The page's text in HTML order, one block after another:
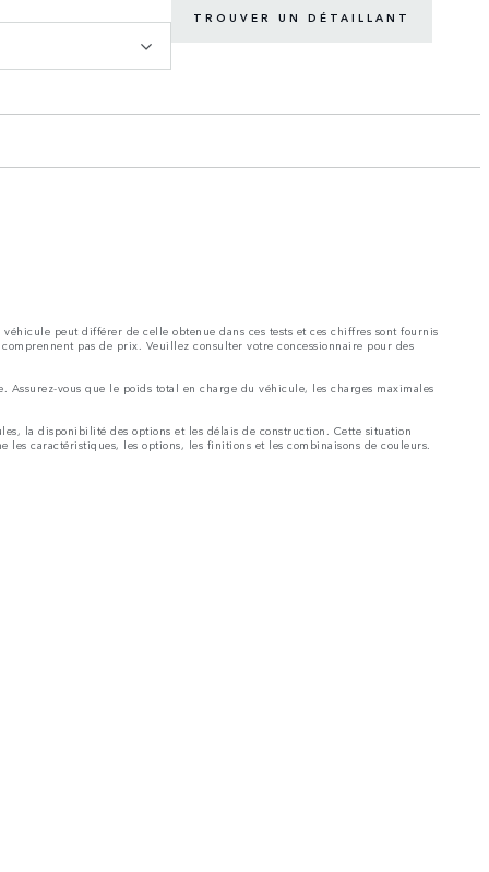
TROUVER UN DÉTAILLANT
peut différer de celle obtenue dans ces tests et ces chiffres sont fournis
pas de prix. Veuillez consulter votre concessionnaire pour des
vous que le poids total en charge du véhicule, les charges maximales
la disponibilité des options et les délais de construction. Cette situation
caractéristiques, les options, les finitions et les combinaisons de couleurs.